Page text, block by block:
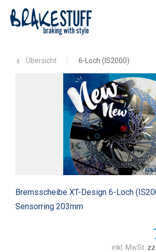
Übersicht 6-Loch (IS2000)
Bremsscheibe XT-Design 6-Loch
Sensorring 203mm
inkl. MwSt.